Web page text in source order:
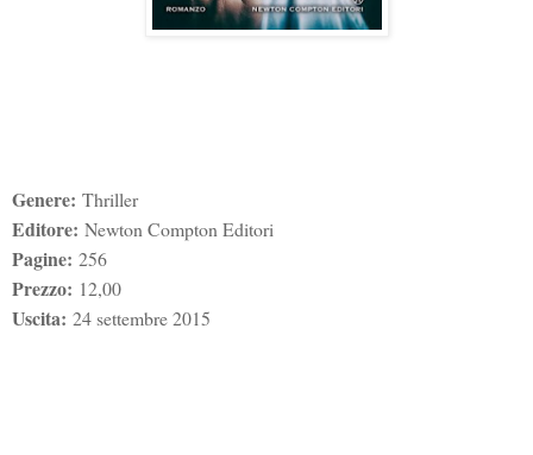
Genere: Thriller
Editore: Newton Compton Editori
Pagine: 256
Prezzo: 12,00
Uscita: 24 settembre 2015